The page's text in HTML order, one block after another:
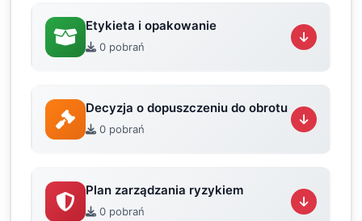
Etykieta i opakowanie
0 pobrań
Decyzja o dopuszczeniu do obrotu
0 pobrań
Plan zarządzania ryzykiem
0 pobrań